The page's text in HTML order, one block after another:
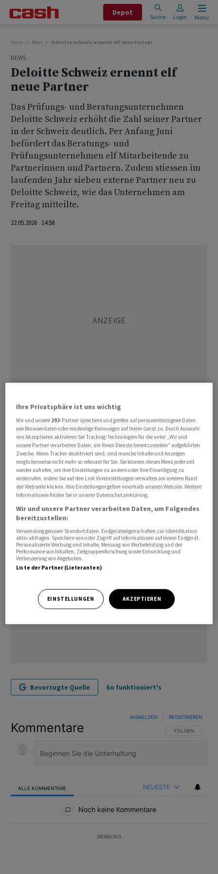
Depot
Suche Login Menu
Home News Deloitte Schweiz ernennt elf neue Partner
NEWS
Deloitte Schweiz ernennt elf
neue Partner
Das Prüfungs- und Beratungsunternehmen
Deloitte Schweiz erhöht die Zahl seiner Partner
in der Schweiz deutlich. Per Anfang Juni
befördert das Beratungs- und
Prüfungsunternehmen elf Mitarbeitende zu
Partnerinnen und Partnern. Zudem stiessen im
laufenden Jahr sieben externe Partner neu zu
Deloitte Schweiz, wie das Unternehmen am
Freitag mitteilte.
22.05.2026 14:58
Die Ernennungen sollen insbesondere Kompetenzen in
Wachstumsbereichen stärken. Laut CEO Reto Savoia
investiert Deloitte gezielt in Fachwissen und
Weiterbildung, unter anderem im Bereich Künstliche
Intelligenz (KI). Deloitte Schweiz beschäftigt rund 2500
Mitarbeitende an sechs Standorten.
to/hr
(AWP)
Bevorzugte Quelle So funktioniert's
Kommentare FOLGE DIESER
FOLGEN
ANMELDEN REGISTRIEREN
ALLE KOMMENTARE NEUESTE
Noch keine Kommentare
WERBUNG
Ihre Privatsphäre ist uns wichtig
Wir und unsere 293-Partner speichern und greifen auf personenbezogene Daten
wie Browserdaten oder eindeutige Kennungen auf Ihrem Gerät zu. Durch Auswahl
von Akzeptieren aktivieren Sie Tracking-Technologien für die unter „Wir und
unsere Partner verarbeiten Daten, um Ihnen Dienste bereitzustellen“ aufgeführten
Zwecke. Wenn Tracker deaktiviert sind, sind manche Inhalte und Anzeigen
möglicherweise nicht mehr so relevant für Sie. Sie können dieses Menü jederzeit
wieder aufrufen, um Ihre Einstellungen zu ändern oder Ihre Einwilligung zu
widerrufen, indem Sie auf den Link Voreinstellungen verwalten am unteren Rand
der Webseite klicken. Ihre Einstellungen gelten innerhalb unseres Website. Weitere
Informationen finden Sie in unserer Datenschutzerklärung.
Wir und unsere Partner verarbeiten Daten, um Folgendes
bereitzustellen:
Verwendung genauer Standortdaten. Endgeräteeigenschaften zur Identifikation
aktiv abfragen. Speichern von oder Zugriff auf Informationen auf einem Endgerät.
Personalisierte Werbung und Inhalte, Messung von Werbeleistung und der
Performance von Inhalten, Zielgruppenforschung sowie Entwicklung und
Verbesserung von Angeboten.
Liste der Partner (Lieferanten)
EINSTELLUNGEN AKZEPTIEREN